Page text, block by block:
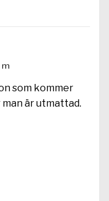
m
som kommer
är utmattad.